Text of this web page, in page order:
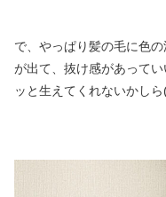
で、やっぱり髪の毛に色
が出て、抜け感があって
ッと生えてくれないかしら